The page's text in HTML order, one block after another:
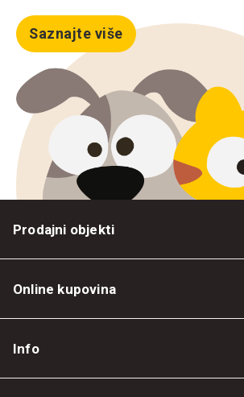
Saznajte više
Prodajni objekti
Online kupovina
Info